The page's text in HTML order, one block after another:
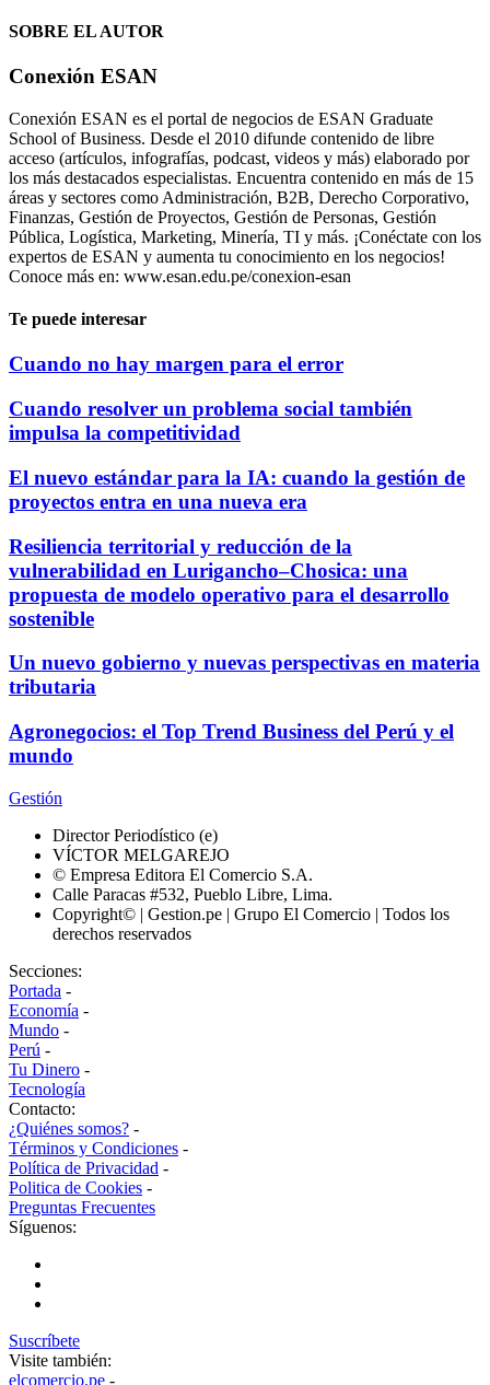
SOBRE EL AUTOR
Conexión ESAN
Conexión ESAN es el portal de negocios de ESAN Graduate
School of Business. Desde el 2010 difunde contenido de libre
acceso (artículos, infografías, podcast, videos y más) elaborado por
los más destacados especialistas. Encuentra contenido en más de 15
áreas y sectores como Administración, B2B, Derecho Corporativo,
Finanzas, Gestión de Proyectos, Gestión de Personas, Gestión
Pública, Logística, Marketing, Minería, TI y más. ¡Conéctate con los
expertos de ESAN y aumenta tu conocimiento en los negocios!
Conoce más en: www.esan.edu.pe/conexion-esan
Te puede interesar
Cuando no hay margen para el error
Cuando resolver un problema social también
impulsa la competitividad
El nuevo estándar para la IA: cuando la gestión de
proyectos entra en una nueva era
Resiliencia territorial y reducción de la
vulnerabilidad en Lurigancho–Chosica: una
propuesta de modelo operativo para el desarrollo
sostenible
Un nuevo gobierno y nuevas perspectivas en materia
tributaria
Agronegocios: el Top Trend Business del Perú y el
mundo
Gestión
Director Periodístico (e)
VÍCTOR MELGAREJO
© Empresa Editora El Comercio S.A.
Calle Paracas #532, Pueblo Libre, Lima.
Copyright© | Gestion.pe | Grupo El Comercio | Todos los
derechos reservados
Secciones:
Portada -
Economía -
Mundo -
Perú -
Tu Dinero -
Tecnología
Contacto:
¿Quiénes somos? -
Términos y Condiciones -
Política de Privacidad -
Politica de Cookies -
Preguntas Frecuentes
Síguenos:
Suscríbete
Visite también:
elcomercio.pe -